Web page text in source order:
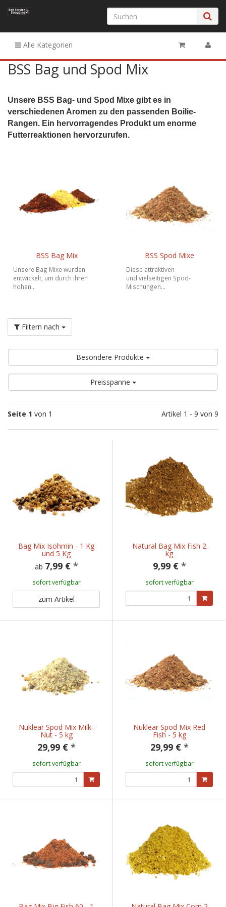
Alle Kategorien
BSS Bag und Spod Mix
Unsere BSS Bag- und Spod Mixe gibt es in
verschiedenen Aromen zu den passenden Boilie-
Rangen. Ein hervorragendes Produkt um enorme
Futterreaktionen hervorzurufen.
BSS Bag Mix
Unsere Bag Mixe wurden
entwickelt, um durch ihren
hohen...
BSS Spod Mixe
Diese attraktiven
und vielseitigen Spod-
Mischungen...
Filtern nach
Besondere Produkte
Preisspanne
Seite 1 von 1 Artikel 1 - 9 von 9
Bag Mix Isohmin - 1 Kg
und 5 Kg
ab 7,99 € *
sofort verfügbar
zum Artikel
Natural Bag Mix Fish 2
kg
9,99 € *
sofort verfügbar
Nuklear Spod Mix Milk-
Nut - 5 kg
29,99 € *
sofort verfügbar
Nuklear Spod Mix Red
Fish - 5 kg
29,99 € *
sofort verfügbar